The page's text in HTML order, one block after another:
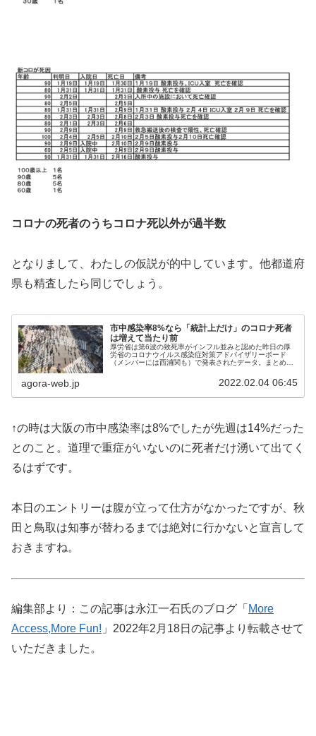
コロナの死者のうちコロナ死以外が過半数
となりまして、わたしの仮説が的中しています。他都道府
県も精査したら同じでしょう。
市中感染率8%なら「統計上だけ」のコロナ死者
は増えて当たり前
厚労省は第6波の致死率がインフル並みと認めた昨日の厚
労省のコロナウイルス感染症対策アドバイザリーボード
（メンバーには西浦関も）で発表されたデータ。まとめた
フルエンザと同等の致死率まで低下。...
agora-web.jp 2022.02.04 06:45
↑の時は大阪の市中感染率は8%でしたが先週は14%だった
とのこと。道理で重症がいないのに死者だけ湧いて出てく
るはずです。
本日のエントリーは腹が立って仕方がなかったですが、秋
田と鳥取は知事が替わるまでは絶対に行かないと宣言して
おきますね。
編集部より：この記事は永江一石氏のブログ「 More
Access,More Fun! 」2022年2月18日の記事より転載させて
いただきました。